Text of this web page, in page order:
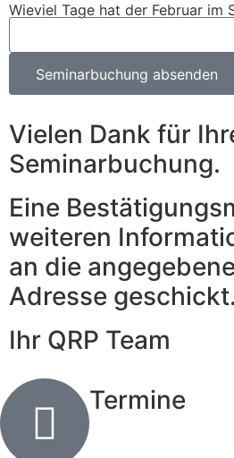
Wieviel Tage hat der Februar im
Seminarbuchung absenden
Vielen Dank für
Seminarbuchung.
Eine
weiteren
an die
Adresse geschickt.
Ihr QRP Team
Termine